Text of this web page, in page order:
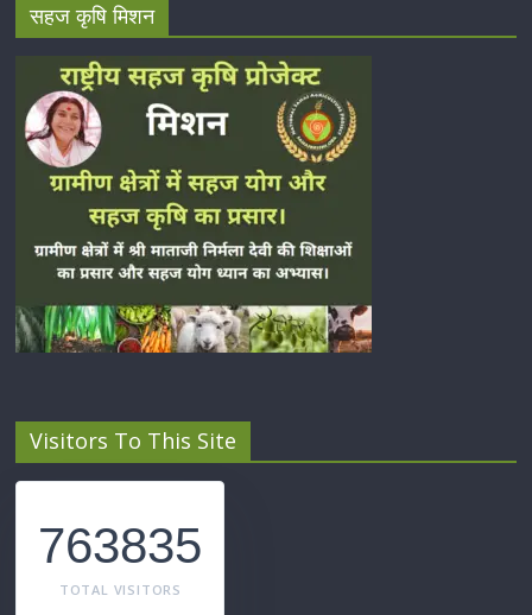
सहज कृषि मिशन
Visitors To This Site
763835
TOTAL VISITORS